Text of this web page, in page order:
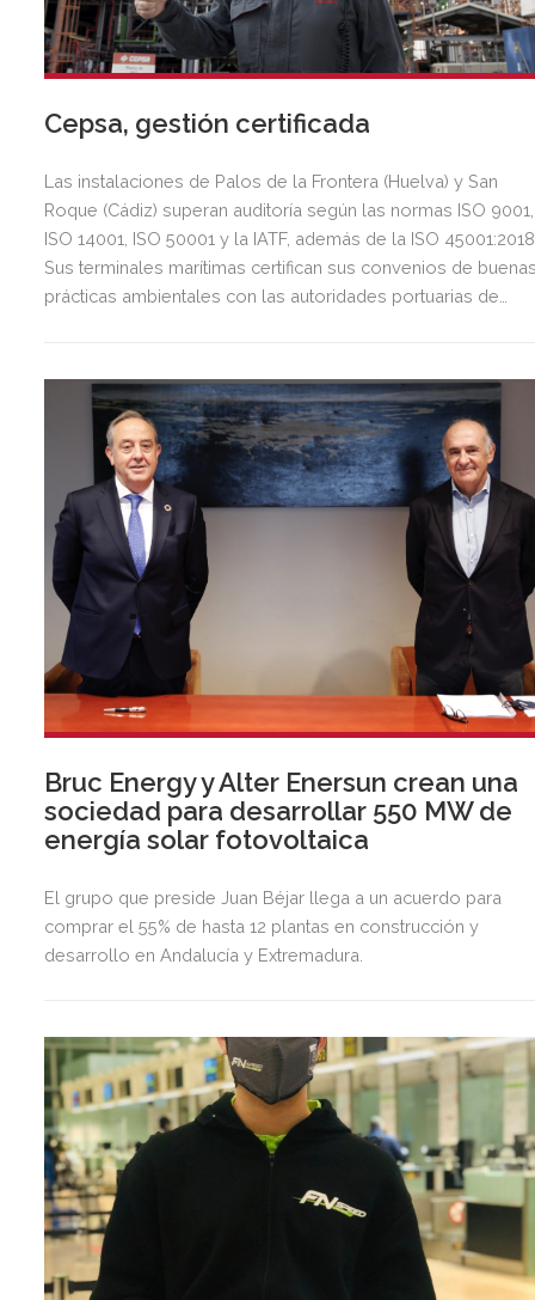
Cepsa, gestión certificada
Las instalaciones de Palos de la Frontera (Huelva) y San
Roque (Cádiz) superan auditoría según las normas ISO 9001,
ISO 14001, ISO 50001 y la IATF, además de la ISO
Sus terminales marítimas certifican sus convenios de
prácticas ambientales con las autoridades portuarias de
Bruc Energy y Alter Enersun crean una
sociedad para desarrollar 550 MW de
energía solar fotovoltaica
El grupo que preside Juan Béjar llega a un acuerdo para
comprar el 55% de hasta 12 plantas en construcción y
desarrollo en Andalucía y Extremadura.